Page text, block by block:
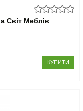
Світ Меблів
КУПИТИ